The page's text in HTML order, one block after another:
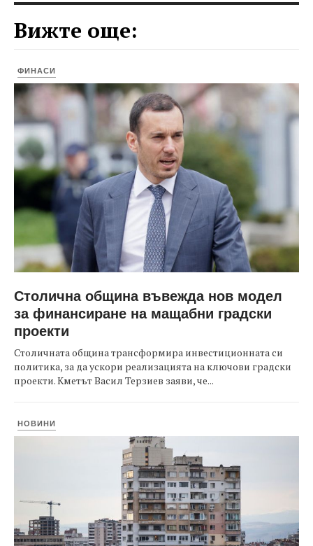
Вижте още:
ФИНАСИ
Столична община въвежда нов модел
за финансиране на мащабни градски
проекти
Столичната община трансформира инвестиционната си
политика, за да ускори реализацията на ключови градски
проекти. Кметът Васил Терзиев заяви, че...
НОВИНИ